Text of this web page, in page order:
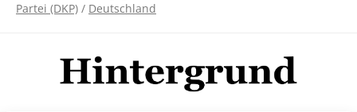
Partei (DKP) / Deutschland